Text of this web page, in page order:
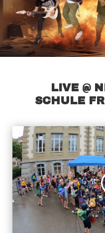
LIVE @
SCHULE